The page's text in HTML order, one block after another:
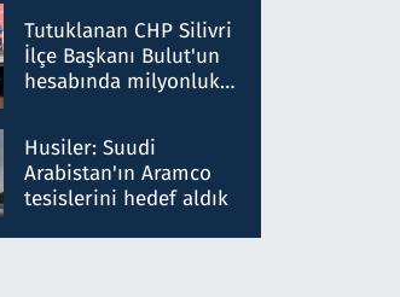
düşürüldüğü" iddiasını
yalanladı
Tutuklanan CHP Silivri
İlçe Başkanı Bulut'un
hesabında milyonluk
talimat verdi, ben
gönderdim
Husiler: Suudi
Arabistan'ın Aramco
tesislerini hedef aldık